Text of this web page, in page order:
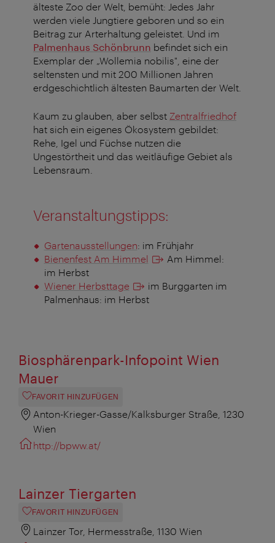
älteste Zoo der Welt, bemüht: Jedes Jahr
werden viele Jungtiere geboren und so ein
Beitrag zur Arterhaltung geleistet. Und im
Palmenhaus Schönbrunn befindet sich ein
Exemplar der „Wollemia nobilis", eine der
seltensten und mit 200 Millionen Jahren
erdgeschichtlich ältesten Baumarten der Welt.
Kaum zu glauben, aber selbst Zentralfriedhof
hat sich ein eigenes Ökosystem gebildet:
Rehe, Igel und Füchse nutzen die
Ungestörtheit und das weitläufige Gebiet als
Lebensraum.
Veranstaltungstipps:
Gartenausstellungen: im Frühjahr
Bienenfest Am Himmel
Am Himmel:
im Herbst
Wiener Herbsttage
im Burggarten im
Palmenhaus: im Herbst
Biosphärenpark-Infopoint Wien
Mauer
FAVORIT HINZUFÜGEN
Anton-Krieger-Gasse/Kalksburger Straße, 1230
Wien
http://bpww.at/
Lainzer Tiergarten
FAVORIT HINZUFÜGEN
Lainzer Tor, Hermesstraße, 1130 Wien